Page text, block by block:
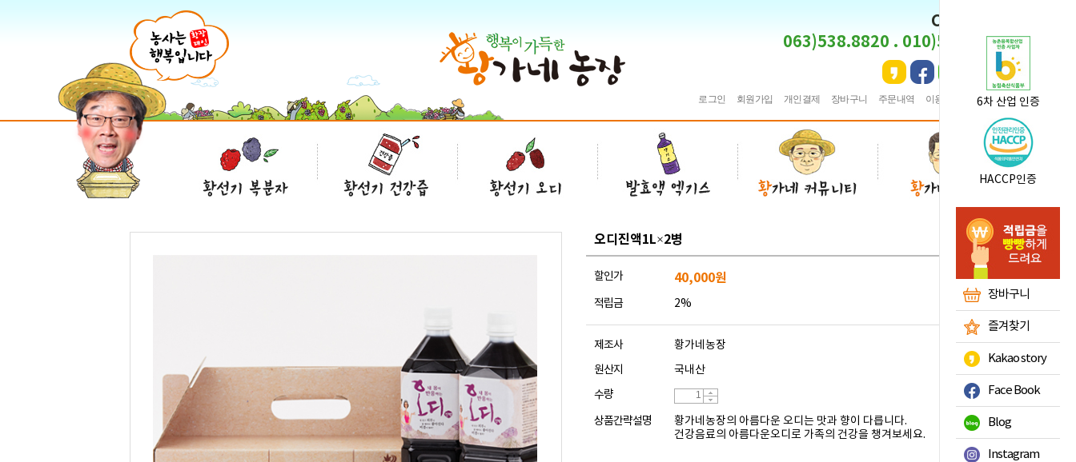
CS CENTER
063)538.8820 . 010)5495.8820
로그인 회원가입 개인결제 장바구니 주문내역 이용안내 ★즐겨찾기
6차 산업 인증
HACCP인증
장바구니
즐겨찾기
Kakao story
Face Book
Blog
Instagram
오디진액1L×2병
할인가 40,000원
적립금 2%
제조사
황가네농장
원산지
국내산
수량
상품간략설명
황가네농장의 아름다운 오디는 맛과 향이 다릅니다.
건강음료의 아름다운오디로 가족의 건강을 챙겨보세요.